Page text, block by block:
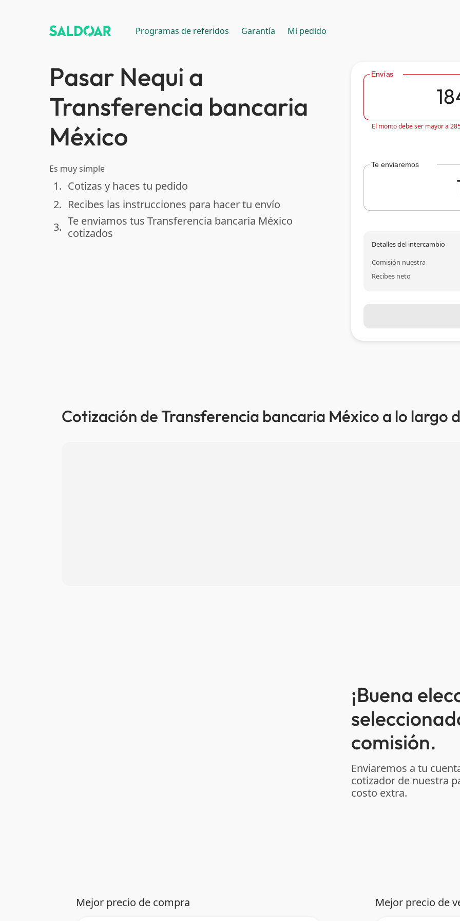
Programas de referidos Garantía Mi pedido
Pasar Nequi a
Transferencia bancaria
México
Es muy simple
done
1. Cotizas y haces tu pedido
done
2. Recibes las instrucciones para hacer tu envío
done
3. Te enviamos tus Transferencia bancaria México
cotizados
Envías
El monto debe ser mayor a
Te enviaremos
Detalles del intercambio
Comisión nuestra
Recibes neto
Cotización de Transferencia bancaria México a lo largo
¡Buena
comisión.
Enviaremos a tu
cotizador de nuestra
costo extra.
Mejor precio de compra Mejor precio de